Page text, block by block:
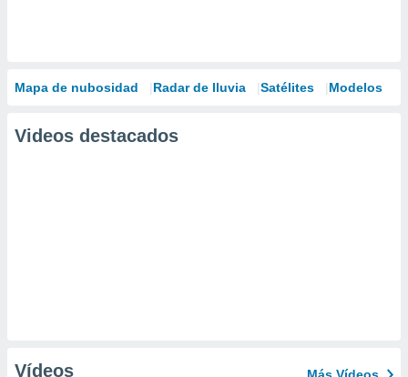
Mapa de nubosidad Radar de lluvia Satélites Modelos
Videos destacados
Vídeos